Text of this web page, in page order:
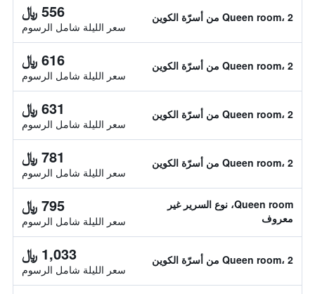
Queen room، 2 من أسرّة الكوين 556 ﷼
سعر الليلة شامل الرسوم
Queen room، 2 من أسرّة الكوين 616 ﷼
سعر الليلة شامل الرسوم
Queen room، 2 من أسرّة الكوين 631 ﷼
سعر الليلة شامل الرسوم
Queen room، 2 من أسرّة الكوين 781 ﷼
سعر الليلة شامل الرسوم
Queen room، نوع السرير غير
معروف
795 ﷼
سعر الليلة شامل الرسوم
Queen room، 2 من أسرّة الكوين 1,033 ﷼
سعر الليلة شامل الرسوم